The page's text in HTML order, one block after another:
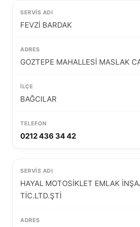
FEVZİ BARDAK
GOZTEPE MAHALLESİ MASLAK
BAĞCILAR
0212 436 34 42
HAYAL MOTOSİKLET EMLAK
TİC.LTD.ŞTİ